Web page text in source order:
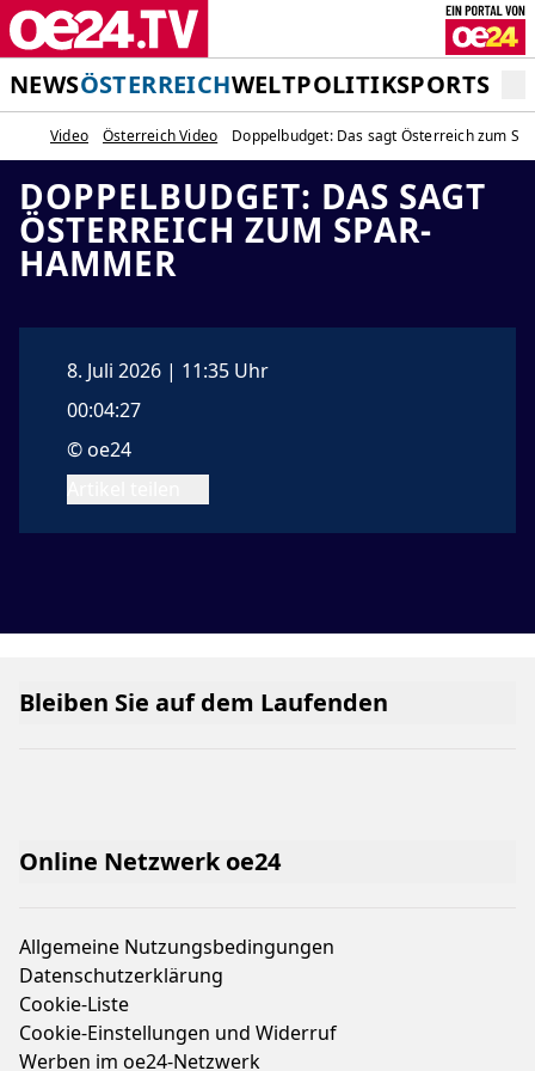
NEWSÖSTERREICHWELTPOLITIKSPORT
Video Österreich Video Doppelbudget: Das sagt Österreich zum
DOPPELBUDGET: DAS SAGT
ÖSTERREICH ZUM SPAR-
HAMMER
8. Juli 2026 | 11:35 Uhr
00:04:27
© oe24
Online Netzwerk oe24
Allgemeine Nutzungsbedingungen
Datenschutzerklärung
Cookie-Liste
Cookie-Einstellungen und Widerruf
Werben im oe24-Netzwerk
Bleiben Sie auf dem Laufenden